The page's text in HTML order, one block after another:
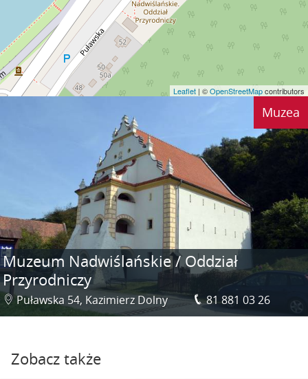
Leaflet | ©OpenStreetMapcontributors
Muzea
Muzeum Nadwiślańskie / Oddział
Przyrodniczy
Puławska 54, Kazimierz Dolny 81 881 03 26
Zobacz także